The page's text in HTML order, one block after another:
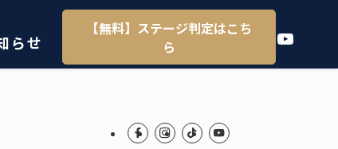
らせ
【無料】ステージ判定はこち
ら
YouTube